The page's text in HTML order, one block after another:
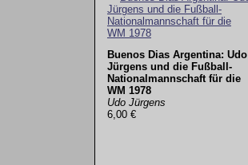
Buenos Dias Argentina: Udo
Jürgens und die Fußball-
Nationalmannschaft für die
WM 1978
Udo Jürgens
6,00 €